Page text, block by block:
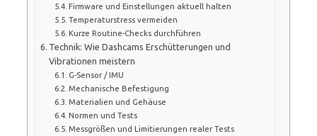
Firmware und Einstellungen aktuell halten
Temperaturstress vermeiden
Kurze Routine-Checks durchführen
Technik: Wie Dashcams Erschütterungen und
Vibrationen meistern
G-Sensor / IMU
Mechanische Befestigung
Materialien und Gehäuse
Normen und Tests
Messgrößen und Limitierungen realer Tests